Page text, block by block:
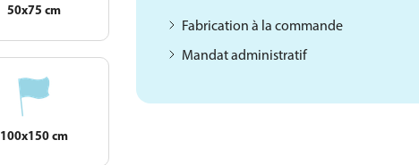
50x75 cm
100x150 cm
Fabrication à la commande
Mandat administratif